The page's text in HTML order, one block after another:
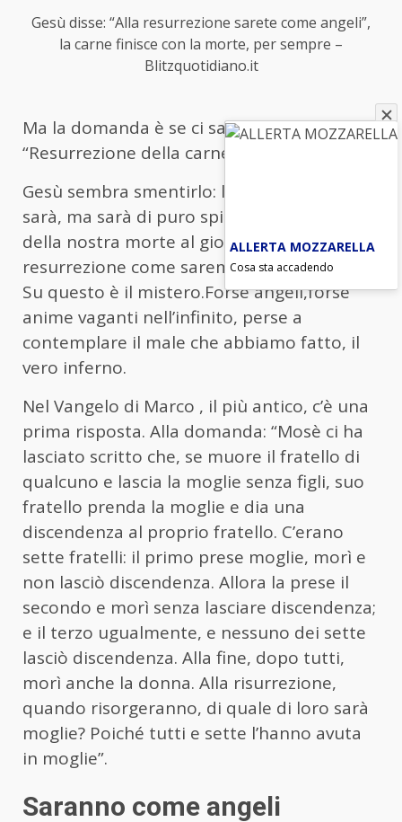
Gesù disse: “Alla resurrezione sarete come angeli”,
la carne finisce con la morte, per sempre –
Blitzquotidiano.it
Ma la domanda è se ci sarà davvero la
“Resurrezione della carne”?
Gesù sembra smentirlo: la resurrezione ci
sarà, ma sarà di puro spirito. E dal giorno
della nostra morte al giorno di quella
resurrezione come saremo, cosa faremo?
Su questo è il mistero.Forse angeli,forse
anime vaganti nell’infinito, perse a
contemplare il male che abbiamo fatto, il
vero inferno.
Nel Vangelo di Marco , il più antico, c’è una
prima risposta. Alla domanda: “Mosè ci ha
lasciato scritto che, se muore il fratello di
qualcuno e lascia la moglie senza figli, suo
fratello prenda la moglie e dia una
discendenza al proprio fratello. C’erano
sette fratelli: il primo prese moglie, morì e
non lasciò discendenza. Allora la prese il
secondo e morì senza lasciare discendenza;
e il terzo ugualmente, e nessuno dei sette
lasciò discendenza. Alla fine, dopo tutti,
morì anche la donna. Alla risurrezione,
quando risorgeranno, di quale di loro sarà
moglie? Poiché tutti e sette l’hanno avuta
in moglie”.
Saranno come angeli
ALLERTA MOZZARELLA
Cosa sta accadendo